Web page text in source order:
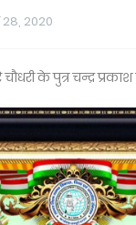
2020
के पुत्र चन्द्र प्रकाश